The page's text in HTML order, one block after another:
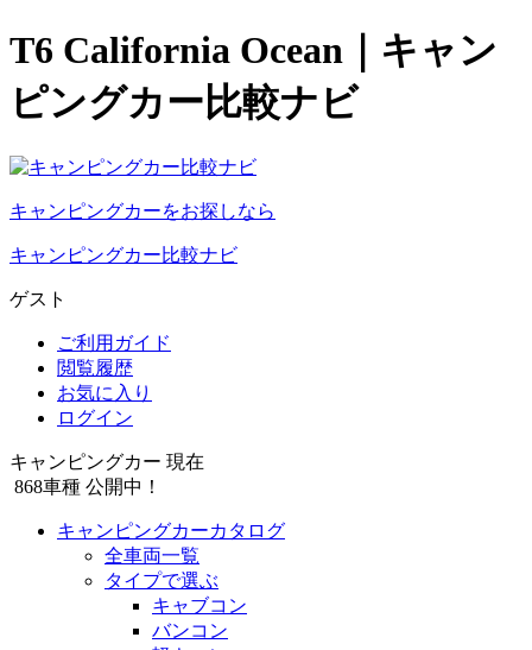
T6 California Ocean｜キャン
ピングカー比較ナビ
キャンピングカーをお探しなら
キャンピングカー比較ナビ
ゲスト
ご利用ガイド
閲覧履歴
お気に入り
ログイン
キャンピングカー 現在
868車種 公開中！
キャンピングカーカタログ
全車両一覧
タイプで選ぶ
キャブコン
バンコン